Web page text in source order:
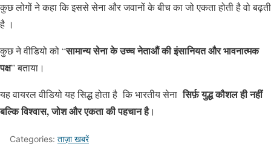
कुछ लोगों ने कहा कि इससे सेना और जवानों के बीच का जो एकता होती है वो बढ़ती
है ।
कुछ ने वीडियो को “सामान्य सेना के उच्च नेताऔं की इंसानियत और भावनात्मक
पक्ष” बताया।
यह वायरल वीडियो यह सिद्ध होता है कि भारतीय सेनासिर्फ़ युद्ध कौशल ही नहीं
बल्कि विश्वास, जोश और एकता की पहचान है।
Categories: ताज़ा खबरें